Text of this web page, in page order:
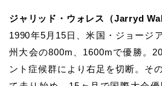
ジャリッド・ウォレス（Jarryd
1990年5月15日、米国・ジョージ
州大会の800m、1600mで優勝。
ント症候群により右足を切断。そ